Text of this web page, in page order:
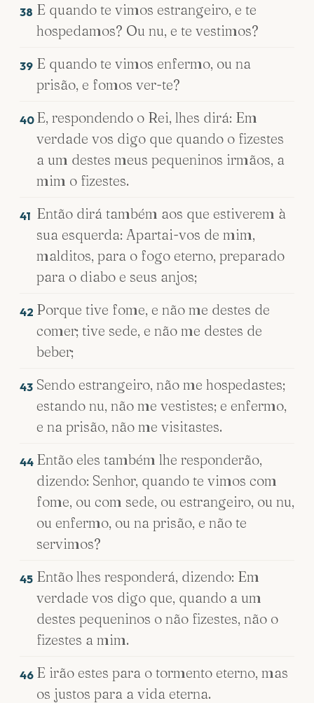
38 E quando te vimos estrangeiro, e te
hospedamos? Ou nu, e te vestimos?
39 E quando te vimos enfermo, ou na
prisão, e fomos ver-te?
40 E, respondendo o Rei, lhes dirá: Em
verdade vos digo que quando o fizestes
a um destes meus pequeninos irmãos, a
mim o fizestes.
41 Então dirá também aos que estiverem à
sua esquerda: Apartai-vos de mim,
malditos, para o fogo eterno, preparado
para o diabo e seus anjos;
42 Porque tive fome, e não me destes de
comer; tive sede, e não me destes de
beber;
43 Sendo estrangeiro, não me hospedastes;
estando nu, não me vestistes; e enfermo,
e na prisão, não me visitastes.
44 Então eles também lhe responderão,
dizendo: Senhor, quando te vimos com
fome, ou com sede, ou estrangeiro, ou nu,
ou enfermo, ou na prisão, e não te
servimos?
45 Então lhes responderá, dizendo: Em
verdade vos digo que, quando a um
destes pequeninos o não fizestes, não o
fizestes a mim.
46 E irão estes para o tormento eterno, mas
os justos para a vida eterna.